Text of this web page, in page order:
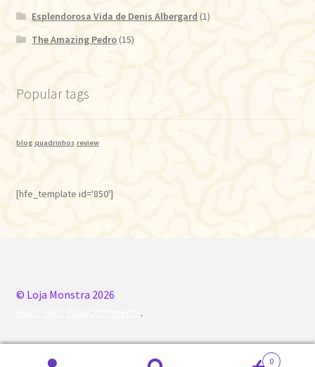
Esplendorosa Vida de Denis Albergard (1)
The Amazing Pedro(15)
Popular tags
blog quadrinhos review
[hfe_template id='850']
© Loja Monstra 2026
.
0